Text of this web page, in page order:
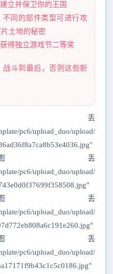
立并保卫你的王国
同的部件类型可进行攻
土地的秘密
得独立游戏节二等奖
战斗到最后，否则这些新
pc6/upload_duo/upload/
丢
pc6/upload_duo/upload/
丢
pc6/upload_duo/upload/
丢
pc6/upload_duo/upload/